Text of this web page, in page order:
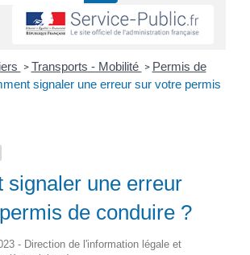
> Transports - Mobilité > Permis de
signaler une erreur sur votre permis
signaler une erreur
de conduire ?
- Direction de l'information légale et